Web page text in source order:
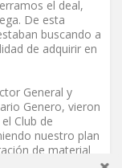
el deal,
De esta
buscando a
de adquirir en
General y
Genero, vieron
Club de
nuestro plan
de material